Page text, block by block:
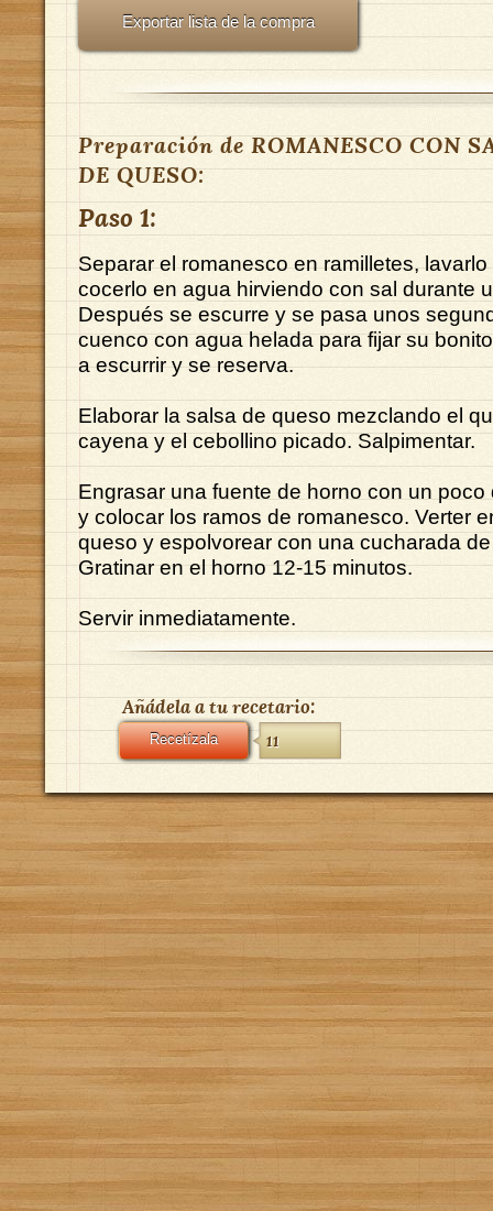
Exportar lista de la compra
Preparación de ROMANESCO CON
DE QUESO:
Paso 1:
Separar el romanesco en ramilletes,
cocerlo en agua hirviendo con sal durante
Después se escurre y se pasa unos
cuenco con agua helada para fijar su
a escurrir y se reserva.
Elaborar la salsa de queso mezclando el
cayena y el cebollino picado. Salpimentar.
Engrasar una fuente de horno con un
y colocar los ramos de romanesco. Verter
queso y espolvorear con una cucharada
Gratinar en el horno 12-15 minutos.
Servir inmediatamente.
Añádela a tu recetario:
Recetízala 11